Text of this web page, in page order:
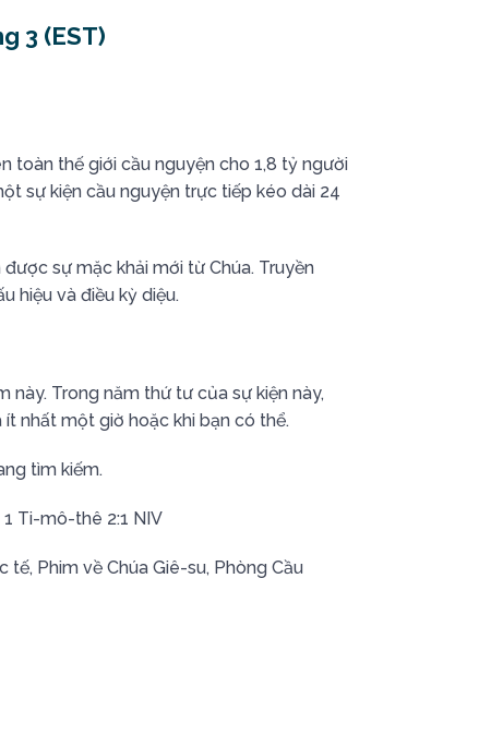
3 (EST)
toàn thế giới cầu nguyện cho 1,8 tỷ người
sự kiện cầu nguyện trực tiếp kéo dài 24
sự mặc khải mới từ Chúa. Truyền
hiệu và điều kỳ diệu.
này. Trong năm thứ tư của sự kiện này,
nhất một giờ hoặc khi bạn có thể.
tìm kiếm.
Ti-mô-thê 2:1 NIV
Phim về Chúa Giê-su, Phòng Cầu